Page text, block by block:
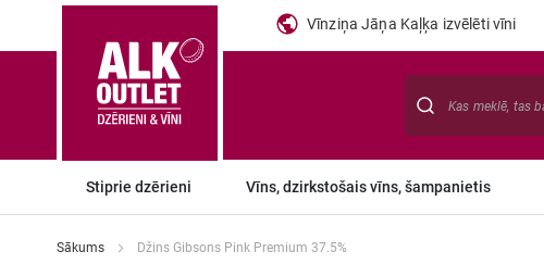
Vīnziņa Jāņa Kaļķa izvēlēti vīni
Stiprie dzērieni Vīns, dzirkstošais vīns, šampanietis
Sākums Džins Gibsons Pink Premium 37.5%